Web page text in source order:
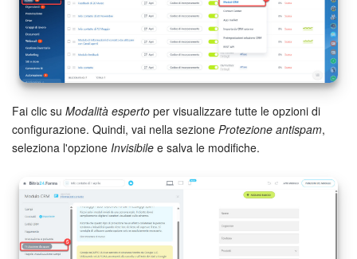
Siti e store
Online store
Dipendenti
Knowledge base
Firma elettronica per HR
Automazione
Fai clic su Modalità esperto per visualizzare tutte le opzioni di
configurazione. Quindi, vai nella sezione Protezione antispam,
seleziona l'opzione Invisibile e salva le modifiche.